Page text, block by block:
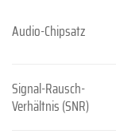
Audio-Chipsatz
Signal-Rausch-
Verhältnis (SNR)